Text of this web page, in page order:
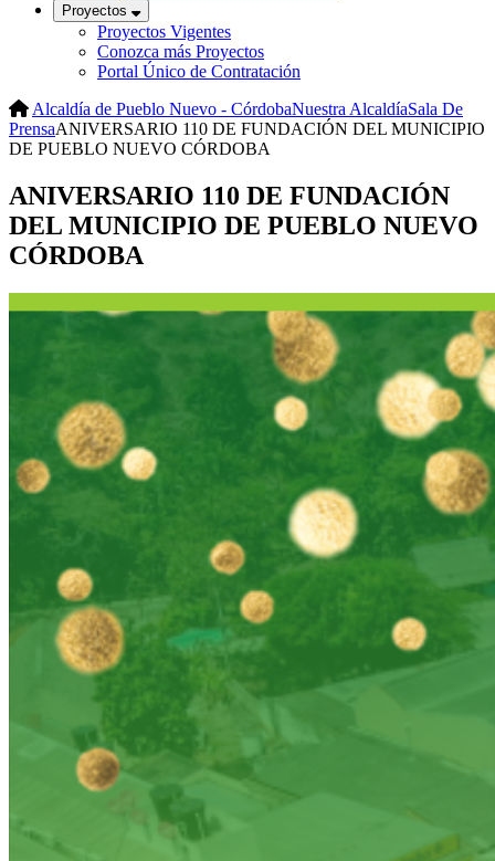
Proyectos
Proyectos Vigentes
Conozca más Proyectos
Portal Único de Contratación
Alcaldía de Pueblo Nuevo - CórdobaNuestra AlcaldíaSala De
PrensaANIVERSARIO 110 DE FUNDACIÓN DEL MUNICIPIO
DE PUEBLO NUEVO CÓRDOBA
ANIVERSARIO 110 DE FUNDACIÓN
DEL MUNICIPIO DE PUEBLO NUEVO
CÓRDOBA